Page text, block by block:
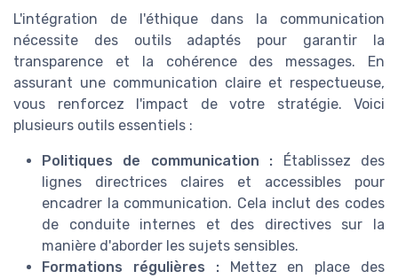
L'intégration de l'éthique dans la communication
nécessite des outils adaptés pour garantir la
transparence et la cohérence des messages. En
assurant une communication claire et respectueuse,
vous renforcez l'impact de votre stratégie. Voici
plusieurs outils essentiels :
Politiques de communication : Établissez des
lignes directrices claires et accessibles pour
encadrer la communication. Cela inclut des codes
de conduite internes et des directives sur la
manière d'aborder les sujets sensibles.
Formations régulières :Mettez en place des